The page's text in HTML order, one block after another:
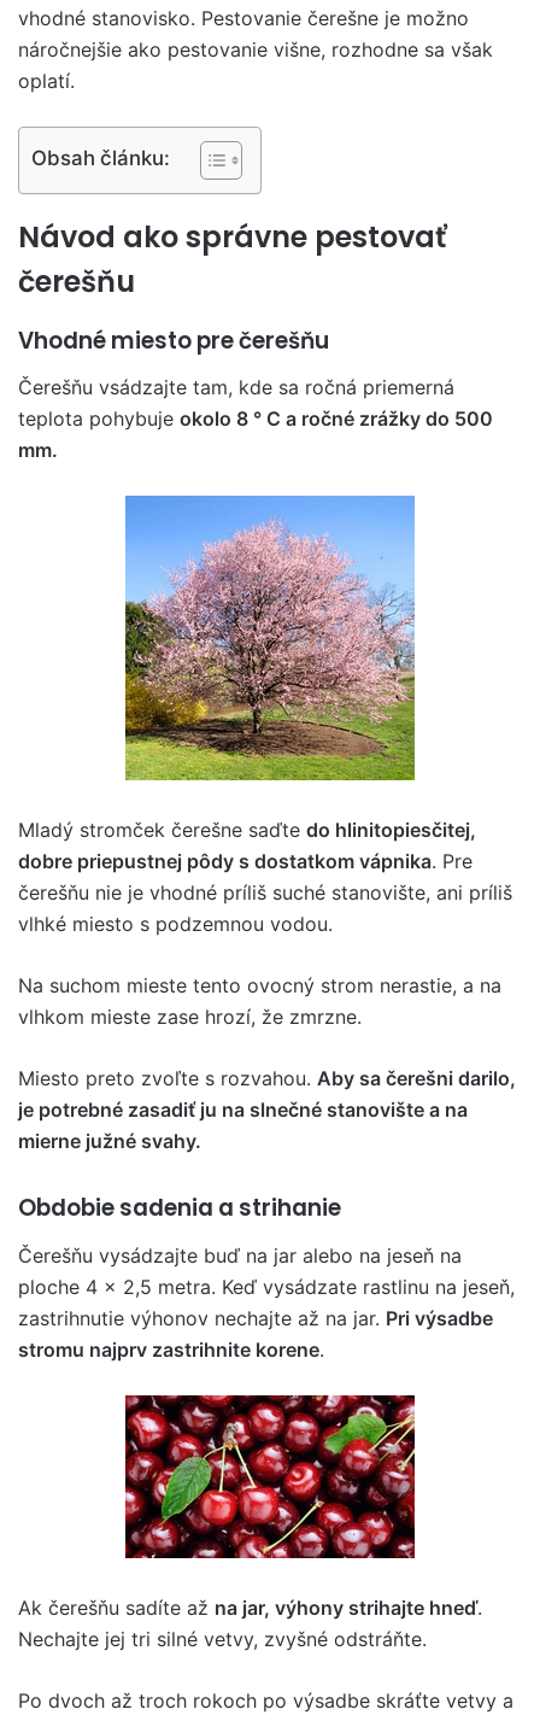
vhodné stanovisko. Pestovanie čerešne je možno
náročnejšie ako pestovanie višne, rozhodne sa však
oplatí.
Obsah článku:
Návod ako správne pestovať
čerešňu
Vhodné miesto pre čerešňu
Čerešňu vsádzajte tam, kde sa ročná priemerná
teplota pohybuje okolo 8 ° C a ročné zrážky do 500
mm.
Mladý stromček čerešne saďte do hlinitopiesčitej,
dobre priepustnej pôdy s dostatkom vápnika. Pre
čerešňu nie je vhodné príliš suché stanovište, ani príliš
vlhké miesto s podzemnou vodou.
Na suchom mieste tento ovocný strom nerastie, a na
vlhkom mieste zase hrozí, že zmrzne.
Miesto preto zvoľte s rozvahou. Aby sa čerešni darilo,
je potrebné zasadiť ju na slnečné stanovište a na
mierne južné svahy.
Obdobie sadenia a strihanie
Čerešňu vysádzajte buď na jar alebo na jeseň na
ploche 4 x 2,5 metra. Keď vysádzate rastlinu na jeseň,
zastrihnutie výhonov nechajte až na jar. Pri výsadbe
stromu najprv zastrihnite korene.
Ak čerešňu sadíte až na jar, výhony strihajte hneď.
Nechajte jej tri silné vetvy, zvyšné odstráňte.
Po dvoch až troch rokoch po výsadbe skráťte vetvy a